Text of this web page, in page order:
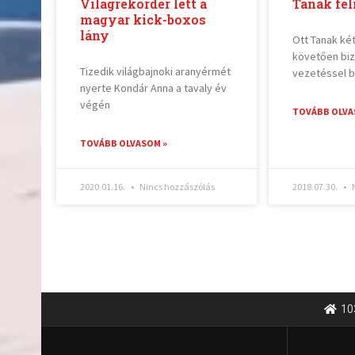
magyar kick-boxos
lány
Tizedik világbajnoki aranyérmét
nyerte Kondár Anna a tavaly év
végén
TOVÁBB OLVASOM »
2020.01.16. Nincs hozzászólás
Ott Tanak
követően
vezetéssel
TOVÁBB
2018.07.30.